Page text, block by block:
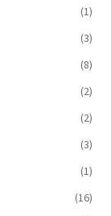
(1)
(3)
(8)
(2)
(2)
(3)
(1)
(16)